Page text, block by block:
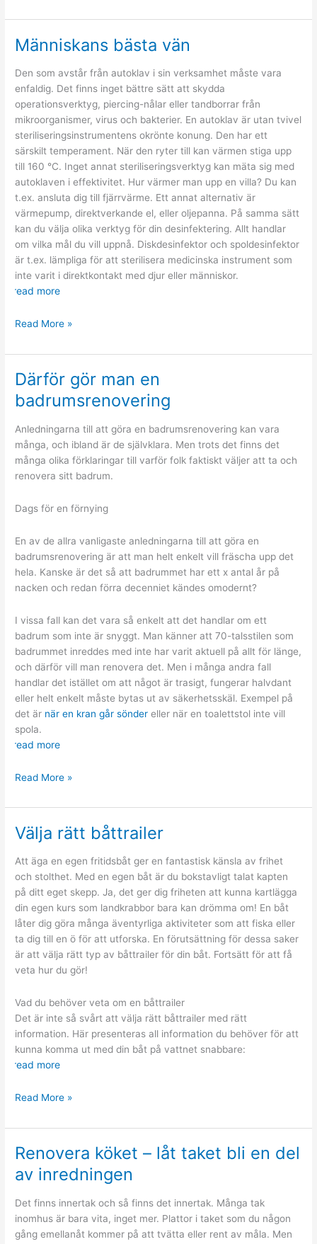
för
Människans bästa vän
Den som avstår från autoklav i sin verksamhet måste vara
enfaldig. Det finns inget bättre sätt att skydda
operationsverktyg, piercing-nålar eller tandborrar från
mikroorganismer, virus och bakterier. En autoklav är utan tvivel
steriliseringsinstrumentens okrönte konung. Den har ett
särskilt temperament. När den ryter till kan värmen stiga upp
till 160 °C. Inget annat steriliseringsverktyg kan mäta sig med
autoklaven i effektivitet. Hur värmer man upp en villa? Du kan
t.ex. ansluta dig till fjärrvärme. Ett annat alternativ är
värmepump, direktverkande el, eller oljepanna. På samma sätt
kan du välja olika verktyg för din desinfektering. Allt handlar
om vilka mål du vill uppnå. Diskdesinfektor och spoldesinfektor
är t.ex. lämpliga för att sterilisera medicinska instrument som
inte varit i direktkontakt med djur eller människor.
read more
Människans
vän
Read More »
Därför gör man en
badrumsrenovering
Anledningarna till att göra en badrumsrenovering kan vara
många, och ibland är de självklara. Men trots det finns det
många olika förklaringar till varför folk faktiskt väljer att ta och
renovera sitt badrum.
Dags för en förnying
En av de allra vanligaste anledningarna till att göra en
badrumsrenovering är att man helt enkelt vill fräscha upp det
hela. Kanske är det så att badrummet har ett x antal år på
nacken och redan förra decenniet kändes omodernt?
I vissa fall kan det vara så enkelt att det handlar om ett
badrum som inte är snyggt. Man känner att 70-talsstilen som
badrummet inreddes med inte har varit aktuell på allt för länge,
och därför vill man renovera det. Men i många andra fall
handlar det istället om att något är trasigt, fungerar halvdant
eller helt enkelt måste bytas ut av säkerhetsskäl. Exempel på
det är när en kran går sönder eller när en toalettstol inte vill
spola.
read more
Därför
man
badrumsrenovering
Read More »
Välja rätt båttrailer
Att äga en egen fritidsbåt ger en fantastisk känsla av frihet
och stolthet. Med en egen båt är du bokstavligt talat kapten
på ditt eget skepp. Ja, det ger dig friheten att kunna kartlägga
din egen kurs som landkrabbor bara kan drömma om! En båt
låter dig göra många äventyrliga aktiviteter som att fiska eller
ta dig till en ö för att utforska. En förutsättning för dessa saker
är att välja rätt typ av båttrailer för din båt. Fortsätt för att få
veta hur du gör!
Vad du behöver veta om en båttrailer
Det är inte så svårt att välja rätt båttrailer med rätt
information. Här presenteras all information du behöver för att
kunna komma ut med din båt på vattnet snabbare:
read more
Välja
båttrailer
Read More »
Renovera köket – låt taket bli en del
av inredningen
Det finns innertak och så finns det innertak. Många tak
inomhus är bara vita, inget mer. Plattor i taket som du någon
gång emellanåt kommer på att tvätta eller rent av måla. Men